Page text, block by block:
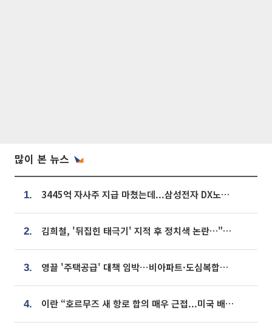
많이 본 뉴스
1. 3445억 자사주 지급 마쳤는데...삼성전자 DX노조, 뒤늦은 '떼쓰기 집회'
2. 김희철, '뒤집힌 태극기' 지적 후 정치색 논란…"좌우 떠나 우리나라 국기"
3. 영끌 '주택공급' 대책 임박⋯비아파트·도심복합까지 총동원
4. 이란 “호르무즈 새 항로 합의 매우 근접...미국 배상 먼저”